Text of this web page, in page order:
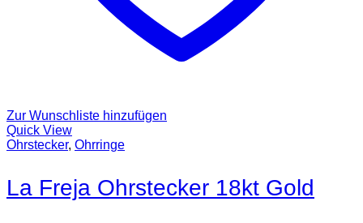
Zur Wunschliste hinzufügen
Quick View
Ohrstecker, Ohrringe
La Freja Ohrstecker 18kt Gold